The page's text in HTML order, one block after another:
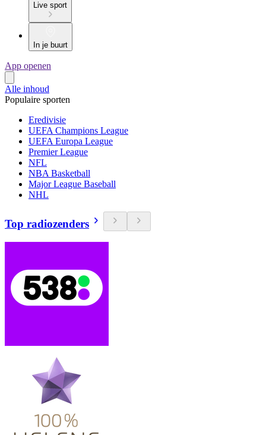
Live sport
In je buurt
App openen
Alle inhoud
Populaire sporten
Eredivisie
UEFA Champions League
UEFA Europa League
Premier League
NFL
NBA Basketball
Major League Baseball
NHL
Top radiozenders